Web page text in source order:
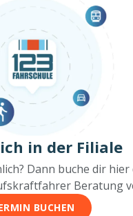
in der Filiale
Dann buche dir hier
Beratung
BUCHEN